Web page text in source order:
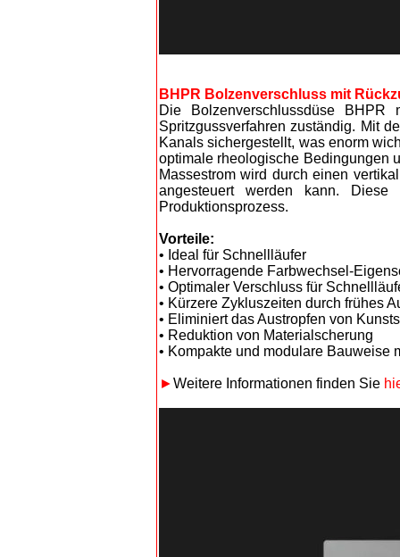
BHPR Bolzenverschluss mit
Die Bolzenverschlussdüse
Spritzgussverfahren zuständig. Mit
Kanals sichergestellt, was enorm
optimale rheologische Bedingungen
Massestrom wird durch einen
angesteuert werden kann.
Produktionsprozess.
Vorteile:
• Ideal für Schnellläufer
• Hervorragende Farbwechsel-
• Optimaler Verschluss für
• Kürzere Zykluszeiten durch frühes
• Eliminiert das Austropfen von
• Reduktion von Materialscherung
• Kompakte und modulare Bauweise
►Weitere Informationen finden Sie